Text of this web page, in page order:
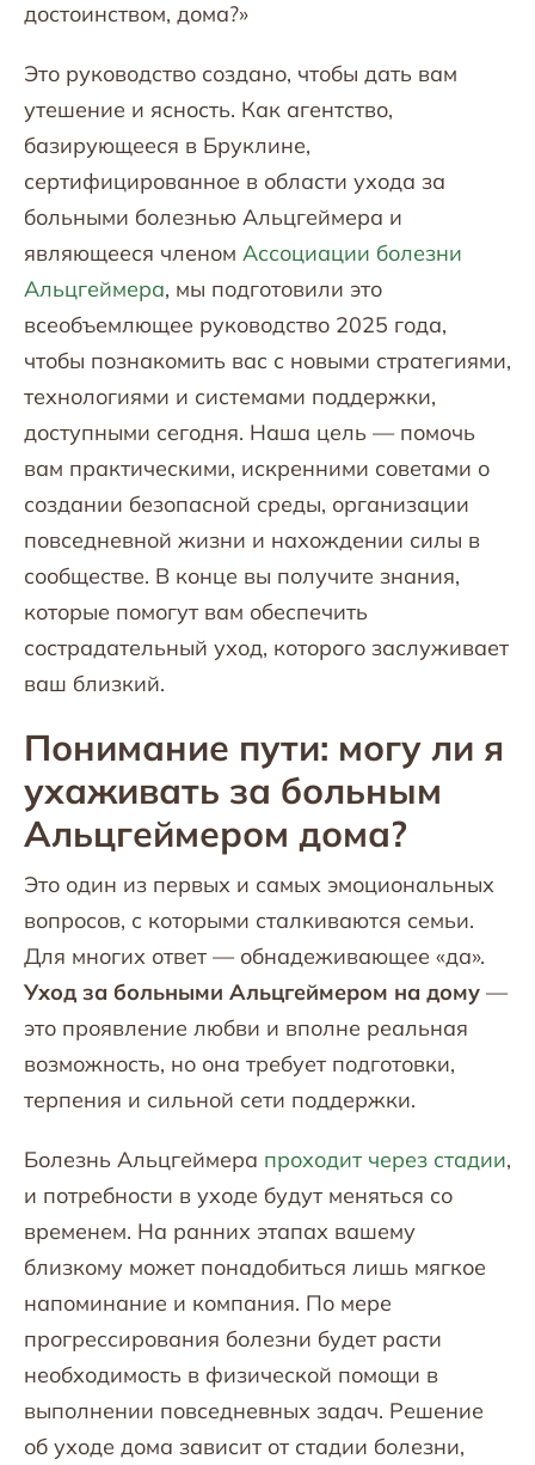
достоинством, дома?»
Это руководство создано, чтобы дать вам
утешение и ясность. Как агентство,
базирующееся в Бруклине,
сертифицированное в области ухода за
больными болезнью Альцгеймера и
являющееся членом Ассоциации болезни
Альцгеймера, мы подготовили это
всеобъемлющее руководство 2025 года,
чтобы познакомить вас с новыми стратегиями,
технологиями и системами поддержки,
доступными сегодня. Наша цель — помочь
вам практическими, искренними советами о
создании безопасной среды, организации
повседневной жизни и нахождении силы в
сообществе. В конце вы получите знания,
которые помогут вам обеспечить
сострадательный уход, которого заслуживает
ваш близкий.
Понимание пути: могу ли я
ухаживать за больным
Альцгеймером дома?
Это один из первых и самых эмоциональных
вопросов, с которыми сталкиваются семьи.
Для многих ответ — обнадеживающее «да».
Уход за больными Альцгеймером на дому —
это проявление любви и вполне реальная
возможность, но она требует подготовки,
терпения и сильной сети поддержки.
Болезнь Альцгеймера проходит через стадии,
и потребности в уходе будут меняться со
временем. На ранних этапах вашему
близкому может понадобиться лишь мягкое
напоминание и компания. По мере
прогрессирования болезни будет расти
необходимость в физической помощи в
выполнении повседневных задач. Решение
об уходе дома зависит от стадии болезни,